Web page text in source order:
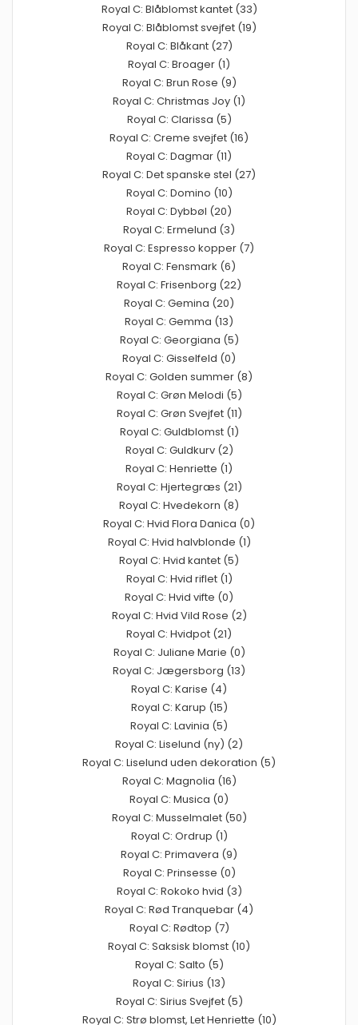
Royal C: Blåblomst kantet (33)
Royal C: Blåblomst svejfet (19)
Royal C: Blåkant (27)
Royal C: Broager (1)
Royal C: Brun Rose (9)
Royal C: Christmas Joy (1)
Royal C: Clarissa (5)
Royal C: Creme svejfet (16)
Royal C: Dagmar (11)
Royal C: Det spanske stel (27)
Royal C: Domino (10)
Royal C: Dybbøl (20)
Royal C: Ermelund (3)
Royal C: Espresso kopper (7)
Royal C: Fensmark (6)
Royal C: Frisenborg (22)
Royal C: Gemina (20)
Royal C: Gemma (13)
Royal C: Georgiana (5)
Royal C: Gisselfeld (0)
Royal C: Golden summer (8)
Royal C: Grøn Melodi (5)
Royal C: Grøn Svejfet (11)
Royal C: Guldblomst (1)
Royal C: Guldkurv (2)
Royal C: Henriette (1)
Royal C: Hjertegræs (21)
Royal C: Hvedekorn (8)
Royal C: Hvid Flora Danica (0)
Royal C: Hvid halvblonde (1)
Royal C: Hvid kantet (5)
Royal C: Hvid riflet (1)
Royal C: Hvid vifte (0)
Royal C: Hvid Vild Rose (2)
Royal C: Hvidpot (21)
Royal C: Juliane Marie (0)
Royal C: Jægersborg (13)
Royal C: Karise (4)
Royal C: Karup (15)
Royal C: Lavinia (5)
Royal C: Liselund (ny) (2)
Royal C: Liselund uden dekoration (5)
Royal C: Magnolia (16)
Royal C: Musica (0)
Royal C: Musselmalet (50)
Royal C: Ordrup (1)
Royal C: Primavera (9)
Royal C: Prinsesse (0)
Royal C: Rokoko hvid (3)
Royal C: Rød Tranquebar (4)
Royal C: Rødtop (7)
Royal C: Saksisk blomst (10)
Royal C: Salto (5)
Royal C: Sirius (13)
Royal C: Sirius Svejfet (5)
Royal C: Strø blomst, Let Henriette (10)